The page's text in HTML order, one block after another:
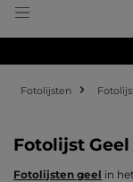
Fotolijsten
Fotolijst
Fotolijsten geel in